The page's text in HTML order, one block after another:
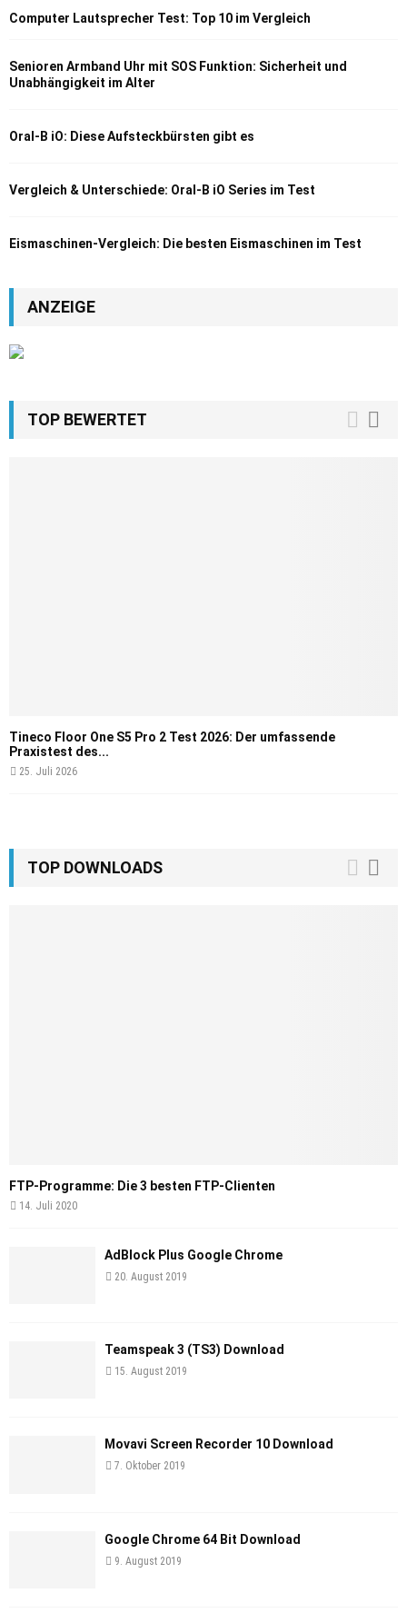
Computer Lautsprecher Test: Top 10 im Vergleich
Senioren Armband Uhr mit SOS Funktion: Sicherheit und
Unabhängigkeit im Alter
Oral-B iO: Diese Aufsteckbürsten gibt es
Vergleich & Unterschiede: Oral-B iO Series im Test
Eismaschinen-Vergleich: Die besten Eismaschinen im Test
ANZEIGE
TOP BEWERTET
Tineco Floor One S5 Pro 2 Test 2026: Der umfassende
Praxistest des...
25. Juli 2026
TOP DOWNLOADS
FTP-Programme: Die 3 besten FTP-Clienten
14. Juli 2020
AdBlock Plus Google Chrome
20. August 2019
Teamspeak 3 (TS3) Download
15. August 2019
Movavi Screen Recorder 10 Download
7. Oktober 2019
Google Chrome 64 Bit Download
9. August 2019